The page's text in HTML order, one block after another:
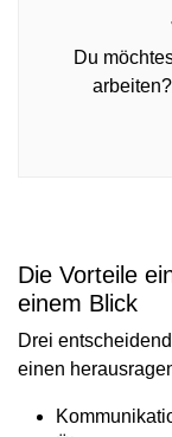
Du
Die Vorteile
einem Blick
Drei
einen